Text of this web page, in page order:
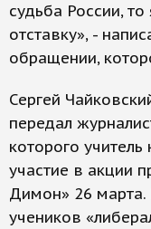
судьба России,
отставку», -
обращении,
Сергей
передал
которого
участие в акции
Димон» 26 марта.
учеников